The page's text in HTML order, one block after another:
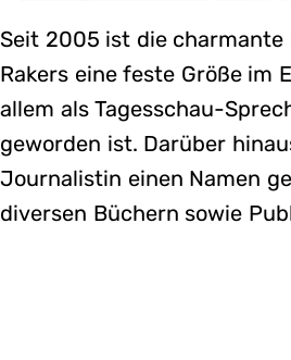
Seit 2005 ist die
Rakers eine feste Größe im
allem als Tagesschau-
geworden ist. Darüber
Journalistin einen Namen
diversen Büchern sowie